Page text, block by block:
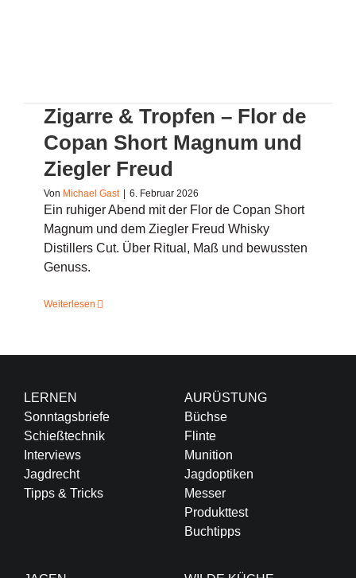
Zigarre & Tropfen – Flor de
Copan Short Magnum und
Ziegler Freud
Von Michael Gast 6. Februar 2026
Ein ruhiger Abend mit der Flor de Copan Short
Magnum und dem Ziegler Freud Whisky
Distillers Cut. Über Ritual, Maß und bewussten
Genuss.
Weiterlesen
LERNEN
Sonntagsbriefe
Schießtechnik
Interviews
Jagdrecht
Tipps & Tricks
AURÜSTUNG
Büchse
Flinte
Munition
Jagdoptiken
Messer
Produkttest
Buchtipps